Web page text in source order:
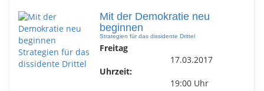
Mit der Demokratie neu
beginnen
Strategien für das dissidente Drittel
Freitag
17.03.2017
Uhrzeit:
19:00 Uhr